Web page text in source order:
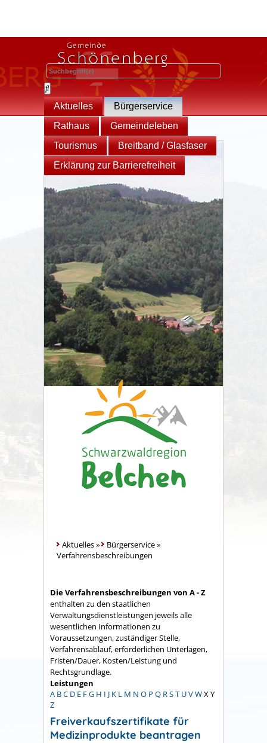
Aktuelles
Bürgerservice
Rathaus
Gemeindeleben
Tourismus
Breitband / Glasfaser
Erklärung zur Barrierefreiheit
Aktuelles» Bürgerservice»
Verfahrensbeschreibungen
Die Verfahrensbeschreibungen von A - Z
enthalten zu den staatlichen
Verwaltungsdienstleistungen jeweils alle
wesentlichen Informationen zu
Voraussetzungen, zuständiger Stelle,
Verfahrensablauf, erforderlichen Unterlagen,
Fristen/Dauer, Kosten/Leistung und
Rechtsgrundlage.
Leistungen
A BC D E FG H I J K L M N O P Q RST UVWX Y
Z
Freiverkaufszertifikate für
Medizinprodukte beantragen